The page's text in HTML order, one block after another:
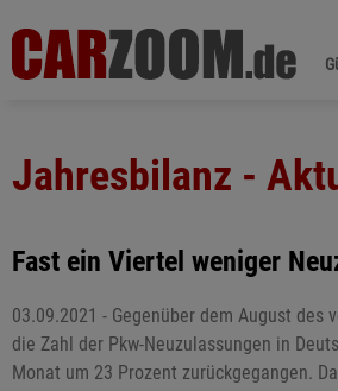
Jahresbilanz -
Fast ein Viertel weniger
03.09.2021 - Gegenüber dem August des
die Zahl der Pkw-Neuzulassungen in
Monat um 23 Prozent zurückgegangen.